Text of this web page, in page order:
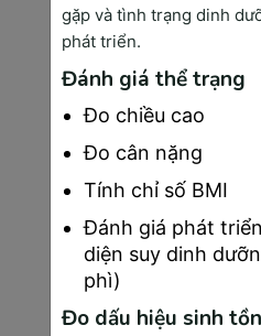
Mẹ bầu cần lưu ý!
4. Mẹ bầu nên làm gì khi
Trong giai đoạn ba tháng
thường có những cử
thể được quan sát dễ
Đồng thời, giới tính của bé
cách chính xác hơn. Tuy
lưu ý đến những cơn đau
lưng, đau mạn sườn, đau
đau đầu và thông báo
vấn và xử lý kịp thời.
gặp và tình trạng dinh
phát triển.
Đánh giá thể trạng
Đo chiều cao
Đo cân nặng
Tính chỉ số BMI
Đánh giá phát
diện suy dinh
phì)
Đo dấu hiệu sinh tồn